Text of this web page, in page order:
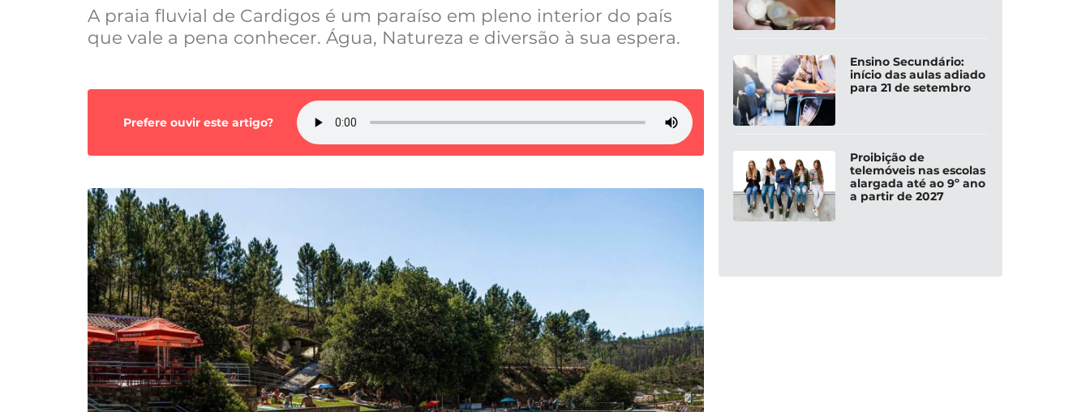
A praia fluvial de Cardigos é um paraíso em pleno interior do país
que vale a pena conhecer. Água, Natureza e diversão à sua espera.
Prefere ouvir este artigo?
Ensino Secundário:
início das aulas adiado
para 21 de setembro
Proibição de
telemóveis nas escolas
alargada até ao 9º ano
a partir de 2027